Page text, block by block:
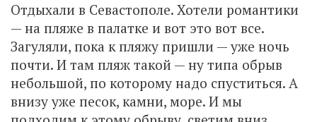
Отдыхали в Севастополе. Хотели романтики
— на пляже в палатке и вот это вот все.
Загуляли, пока к пляжу пришли — уже ночь
почти. И там пляж такой — ну типа обрыв
небольшой, по которому надо спуститься. А
внизу уже песок, камни, море. И мы